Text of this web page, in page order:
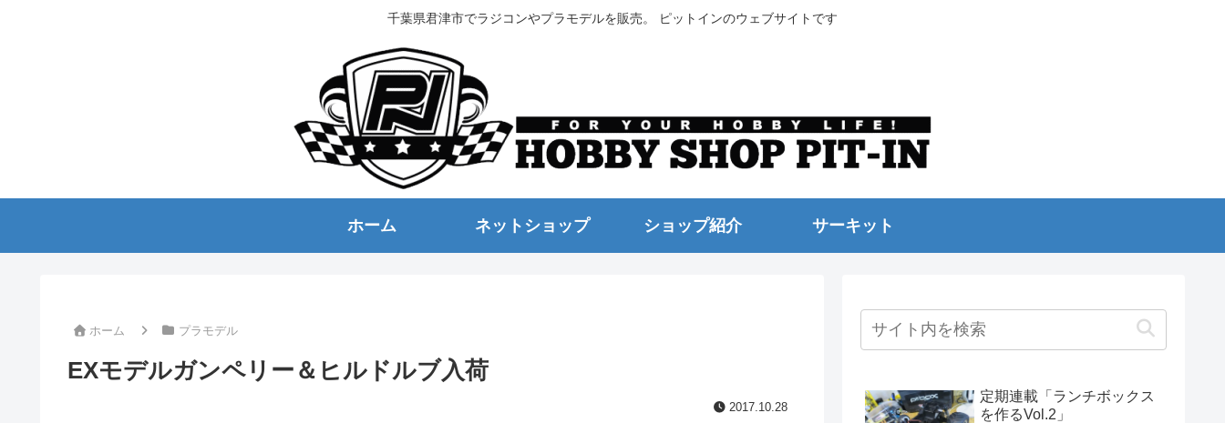
千葉県君津市でラジコンやプラモデルを販売。 ピットインのウェブサイトです
ホーム ネットショップ ショップ紹介 サーキット
ホーム プラモデル
EXモデルガンペリー＆ヒルドルブ入荷
2017.10.28
定期連載「ランチボックス
を作るVol.2」